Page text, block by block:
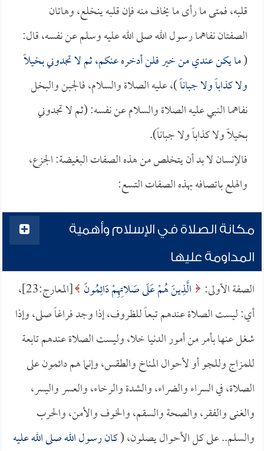
قلبه، فمتى ما رأى ما يخاف منه فإن قلبه ينخلع، وهاتان
الصفتان نفاهما رسول الله صلى الله عليه وسلم عن نفسه، قال:
(ما يكن عندي من خير فلن أدخره عنكم، ثم لا تجدوني بخيلاً
ولا كذاباً ولا جباناً)، عليه الصلاة والسلام، فالجبن والبخل
نفاهما النبي عليه الصلاة والسلام عن نفسه: (ثم لا تجدوني
بخيلاً ولا كذاباً ولا جباناً).
فالإنسان لا بد أن يتخلص من هذه الصفات البغيضة: الجزع،
والهلع باتصافه بهذه الصفات التسع:
مكانة الصلاة في الإسلام وأهمية
المداومة عليها
الصفة الأولى: الَّذِينَ هُمْ عَلَى صَلاتِهِمْ دَائِمُونَ
[المعارج:23]،
أي: ليست الصلاة عندهم تبعاً للظروف، إذا وجد فراغاً صلى، وإذا
شغل عنها بأمر من أمور الدنيا خلا، وليست الصلاة عندهم تابعة
للمزاج وللجو أو لأحوال المناخ والطقس، وإنما هم دائمون على
الصلاة، في السراء والضراء، والشدة والرخاء، والعسر واليسر،
والغنى والفقر، والصحة والسقم، والخوف والأمن، والحرب
والسلم.. على كل الأحوال يصلون، (كان رسول الله صلى الله عليه